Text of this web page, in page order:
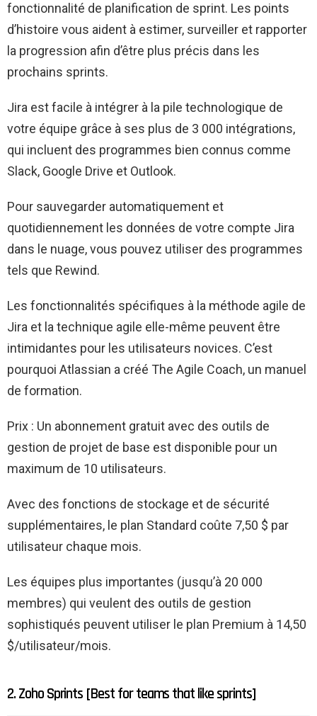
fonctionnalité de planification de sprint. Les points
d’histoire vous aident à estimer, surveiller et rapporter
la progression afin d’être plus précis dans les
prochains sprints.
Jira est facile à intégrer à la pile technologique de
votre équipe grâce à ses plus de 3 000 intégrations,
qui incluent des programmes bien connus comme
Slack, Google Drive et Outlook.
Pour sauvegarder automatiquement et
quotidiennement les données de votre compte Jira
dans le nuage, vous pouvez utiliser des programmes
tels que Rewind.
Les fonctionnalités spécifiques à la méthode agile de
Jira et la technique agile elle-même peuvent être
intimidantes pour les utilisateurs novices. C’est
pourquoi Atlassian a créé The Agile Coach, un manuel
de formation.
Prix : Un abonnement gratuit avec des outils de
gestion de projet de base est disponible pour un
maximum de 10 utilisateurs.
Avec des fonctions de stockage et de sécurité
supplémentaires, le plan Standard coûte 7,50 $ par
utilisateur chaque mois.
Les équipes plus importantes (jusqu’à 20 000
membres) qui veulent des outils de gestion
sophistiqués peuvent utiliser le plan Premium à 14,50
$/utilisateur/mois.
2. Zoho Sprints [Best for teams that like sprints]